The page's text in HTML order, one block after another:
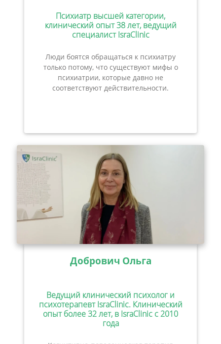
Психиатр высшей категории,
клинический опыт 38 лет, ведущий
специалист IsraClinic
Люди боятся обращаться к психиатру
только потому, что существуют мифы о
психиатрии, которые давно не
соответствуют действительности.
Добрович Ольга
Ведущий клинический психолог и
психотерапевт IsraClinic. Клинический
опыт более 32 лет, в IsraClinic с 2010
года